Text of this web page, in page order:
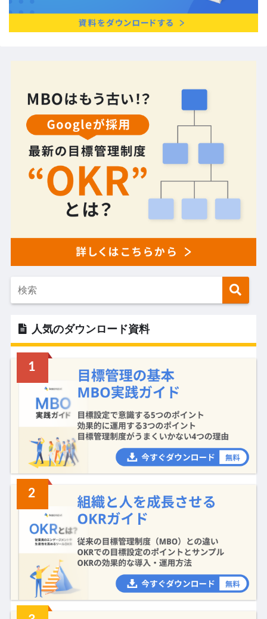
人気のダウンロード資料